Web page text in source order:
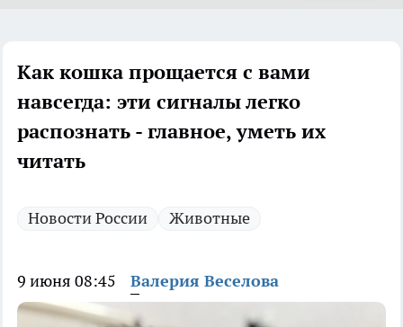
Как кошка прощается с вами
навсегда: эти сигналы легко
распознать - главное, уметь их
читать
Новости России Животные
9 июня 08:45 Валерия Веселова